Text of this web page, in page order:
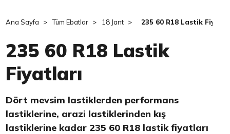
Ana Sayfa Tüm Ebatlar 18 Jant 235 60 R18 Lastik
235 60 R18 Lastik
Fiyatları
Dört mevsim lastiklerden performans
lastiklerine, arazi lastiklerinden kış
lastiklerine kadar 235 60 R18 lastik fiyatları